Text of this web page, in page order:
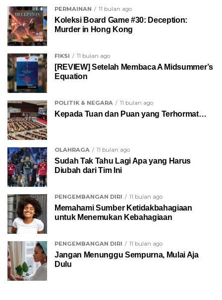
PERMAINAN 11 bulan ago
Koleksi Board Game #30: Deception:
Murder in Hong Kong
FIKSI 11 bulan ago
[REVIEW] Setelah Membaca A Midsummer’s
Equation
POLITIK & NEGARA 11 bulan ago
Kepada Tuan dan Puan yang Terhormat…
OLAHRAGA 11 bulan ago
Sudah Tak Tahu Lagi Apa yang Harus
Diubah dari Tim Ini
PENGEMBANGAN DIRI 11 bulan ago
Memahami Sumber Ketidakbahagiaan
untuk Menemukan Kebahagiaan
PENGEMBANGAN DIRI 11 bulan ago
Jangan Menunggu Sempurna, Mulai Aja
Dulu